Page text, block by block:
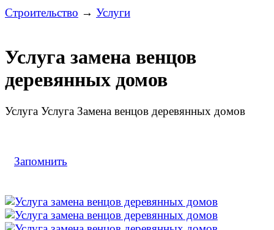
Строительство → Услуги
Услуга замена венцов
деревянных домов
Услуга Услуга Замена венцов деревянных домов
Запомнить